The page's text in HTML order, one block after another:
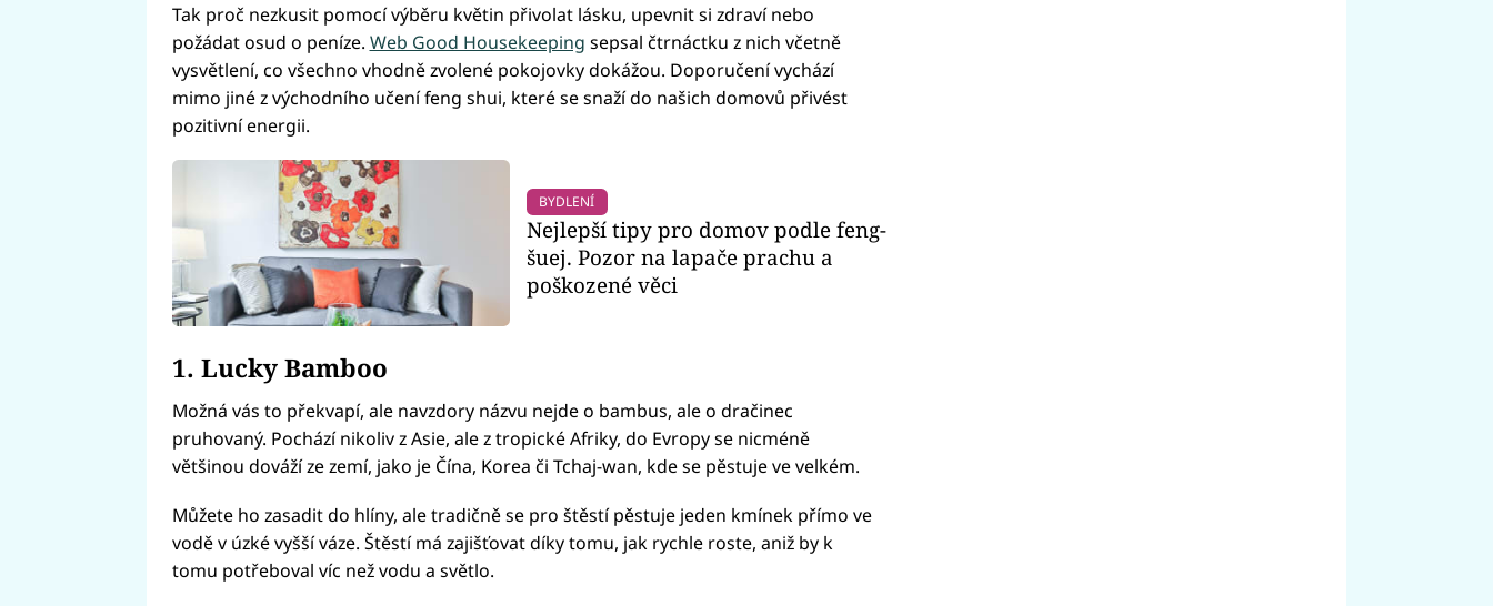
Tak proč nezkusit pomocí výběru květin přivolat lásku, upevnit si zdraví nebo
požádat osud o peníze. Web Good Housekeeping sepsal čtrnáctku z nich včetně
vysvětlení, co všechno vhodně zvolené pokojovky dokážou. Doporučení vychází
mimo jiné z východního učení feng shui, které se snaží do našich domovů přivést
pozitivní energii.
BYDLENÍ
Nejlepší tipy pro domov podle feng-
šuej. Pozor na lapače prachu a
poškozené věci
1. Lucky Bamboo
Možná vás to překvapí, ale navzdory názvu nejde o bambus, ale o dračinec
pruhovaný. Pochází nikoliv z Asie, ale z tropické Afriky, do Evropy se nicméně
většinou dováží ze zemí, jako je Čína, Korea či Tchaj-wan, kde se pěstuje ve velkém.
Můžete ho zasadit do hlíny, ale tradičně se pro štěstí pěstuje jeden kmínek přímo ve
vodě v úzké vyšší váze. Štěstí má zajišťovat díky tomu, jak rychle roste, aniž by k
tomu potřeboval víc než vodu a světlo.